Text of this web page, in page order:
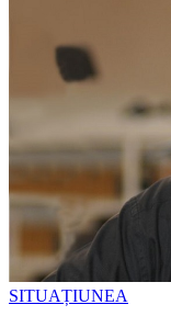
SITUAȚIUNEA